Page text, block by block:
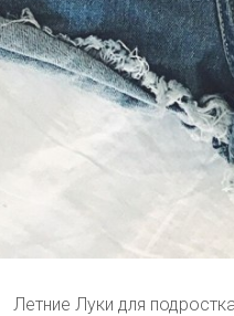
Летние Луки для